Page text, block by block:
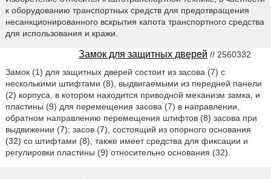
к оборудованию транспортных средств для предотвращения
несанкционированного вскрытия капота транспортного средства
для использования и кражи.
Замок для защитных дверей // 2560332
Замок (1) для защитных дверей состоит из засова (7) с
несколькими штифтами (8), выдвигаемыми из передней панели
(2) корпуса, в котором находится приводной механизм замка, и
пластины (9) для перемещения засова (7) в направлении,
обратном направлению перемещения штифтов (8) засова при
выдвижении (7); засов (7), состоящий из опорного основания
(32) со штифтами (8), также имеет средства для фиксации и
регулировки пластины (9) относительно основания (32).